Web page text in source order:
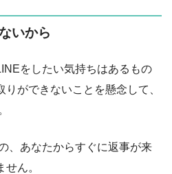
いから
をしたい気持ちはあるもの
ができないことを懸念して、
、あなたからすぐに返事が来
ん。